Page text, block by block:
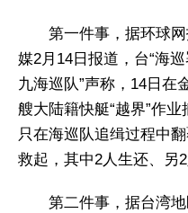
第一件事，据环球
媒2月14日报道，台“海
九海巡队”声称，14日在
艘大陆籍快艇“越界”作
只在海巡队追缉过程中
救起，其中2人生还、另
第二件事，据台湾